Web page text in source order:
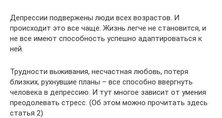
Депрессии подвержены люди всех возрастов. И
происходит это все чаще. Жизнь легче не становится, и
не все имеют способность успешно адаптироваться к
ней.
Трудности выживания, несчастная любовь, потеря
близких, рухнувшие планы – все способно ввергнуть
человека в депрессию. И тут многое зависит от умения
преодолевать стресс. (Об этом можно прочитать здесь
статья 2)